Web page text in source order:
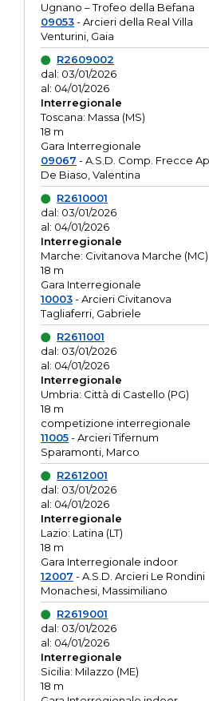
Ugnano – Trofeo della Befana
09053- Arcieri della Real Villa
Venturini, Gaia
R2609002
dal: 03/01/2026
al: 04/01/2026
Interregionale
Toscana: Massa (MS)
18 m
Gara Interregionale
09067 - A.S.D. Comp. Frecce
De Biaso, Valentina
R2610001
dal: 03/01/2026
al: 04/01/2026
Interregionale
Marche: Civitanova Marche (MC)
18 m
Gara Interregionale
10003- Arcieri Civitanova
Tagliaferri, Gabriele
R2611001
dal: 03/01/2026
al: 04/01/2026
Interregionale
Umbria: Città di Castello (PG)
18 m
competizione interregionale
11005- Arcieri Tifernum
Sparamonti, Marco
R2612001
dal: 03/01/2026
al: 04/01/2026
Interregionale
Lazio: Latina (LT)
18 m
Gara Interregionale indoor
12007 - A.S.D. Arcieri Le Rondini
Monachesi, Massimiliano
R2619001
dal: 03/01/2026
al: 04/01/2026
Interregionale
Sicilia: Milazzo (ME)
18 m